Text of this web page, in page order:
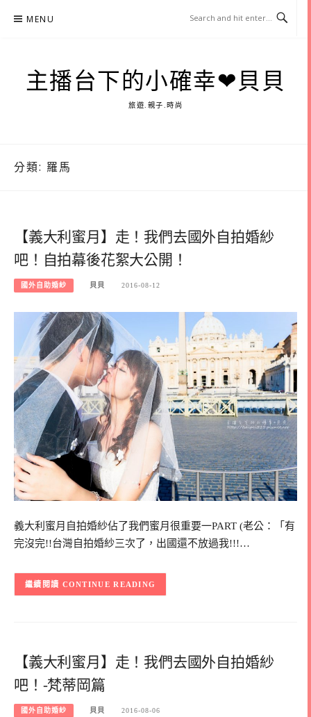
MENU
主播台下的小確幸❤貝貝
旅遊.親子.時尚
分類: 羅馬
【義大利蜜月】走！我們去國外自拍婚紗
吧！自拍幕後花絮大公開！
國外自助婚紗 貝貝 2016-08-12
義大利蜜月自拍婚紗佔了我們蜜月很重要一PART (老公：「有
完沒完!!台灣自拍婚紗三次了，出國還不放過我!!!…
CONTINUE READING
【義大利蜜月】走！我們去國外自拍婚紗
吧！-梵蒂岡篇
國外自助婚紗 貝貝 2016-08-06